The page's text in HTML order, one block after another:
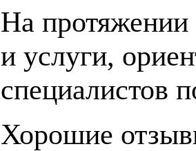
На протяжении
и услуги,
специалистов
Хорошие